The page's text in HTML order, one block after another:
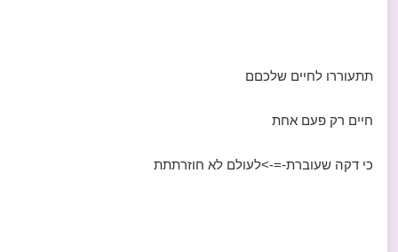
תתעוררו לחיים שלכםם
חיים רק פעם אחת
כי דקה שעוברת-=->לעולם לא חוזרתתת